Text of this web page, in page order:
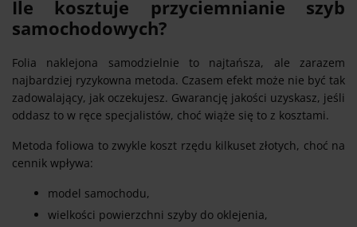
Ile kosztuje przyciemnianie szyb
samochodowych?
Folia naklejona samodzielnie to najtańsza, ale zarazem
najbardziej ryzykowna metoda. Czasem efekt może nie być tak
zadowalający, jak oczekujesz. Gwarancję jakości uzyskasz, jeśli
oddasz to w ręce specjalistów, choć wiąże się to z kosztami.
Metoda foliowa to zwykle koszt rzędu kilkuset złotych, choć na
cennik wpływa:
model samochodu,
wielkości powierzchni szyby do oklejenia,